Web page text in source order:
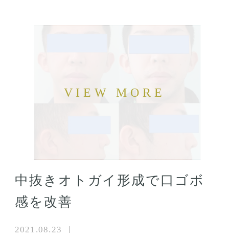
中抜きオトガイ形成で口ゴボ
感を改善
2021.08.23